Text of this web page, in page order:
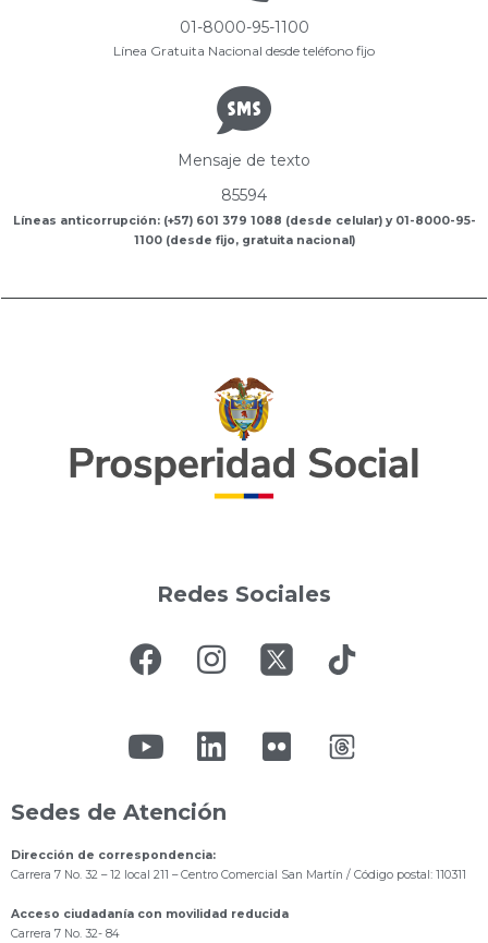
01-8000-95-1100
Línea Gratuita Nacional desde teléfono fijo
Mensaje de texto
85594
Líneas anticorrupción: (+57) 601 379 1088 (desde celular) y 01-8000-95-
1100 (desde fijo, gratuita nacional)
Redes Sociales
Sedes de Atención
Dirección de correspondencia:
Carrera 7 No. 32 – 12 local 211 – Centro Comercial San Martín / Código postal: 110311
Acceso ciudadanía con movilidad reducida
Carrera 7 No. 32- 84